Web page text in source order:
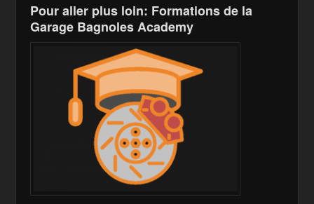
Pour aller plus loin: Formations de la
Garage Bagnoles Academy